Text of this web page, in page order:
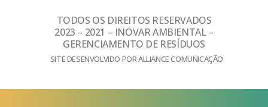
TODOS OS DIREITOS RESERVADOS
2023 – 2021 – INOVAR AMBIENTAL –
GERENCIAMENTO DE RESÍDUOS
SITE DESENVOLVIDO POR ALLIANCE COMUNICAÇÃO